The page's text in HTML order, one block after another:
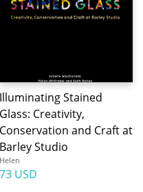
Illuminating Stained
Glass: Creativity,
Conservation and Craft at
Barley Studio
Helen
73 USD